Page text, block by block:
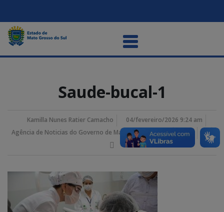
Saude-bucal-1
Kamilla Nunes Ratier Camacho
04/fevereiro/2026 9:24 am
Agência de Noticias do Governo de Mato Grosso do Sul